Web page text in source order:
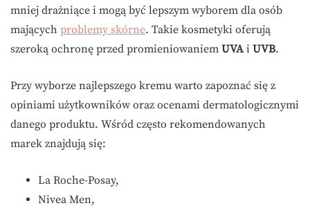
mniej drażniące i mogą być lepszym wyborem dla osób
mających problemy skórne. Takie kosmetyki oferują
szeroką ochronę przed promieniowaniem UVA i UVB.
Przy wyborze najlepszego kremu warto zapoznać się z
opiniami użytkowników oraz ocenami dermatologicznymi
danego produktu. Wśród często rekomendowanych
marek znajdują się:
La Roche-Posay,
Nivea Men,